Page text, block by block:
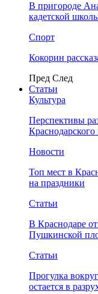
В пригороде
кадетской
Спорт
Кокорин
Пред След
Статьи
Культура
Перспективы
Новости
Топ мест в
на праздники
Статьи
В Краснодаре
Пушкинской
Статьи
Прогулка
остается в